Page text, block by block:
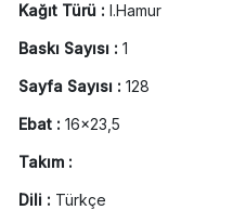
Kağıt Türü : I.Hamur
Baskı Sayısı : 1
Sayfa Sayısı : 128
Ebat : 16x23,5
Takım :
Dili : Türkçe